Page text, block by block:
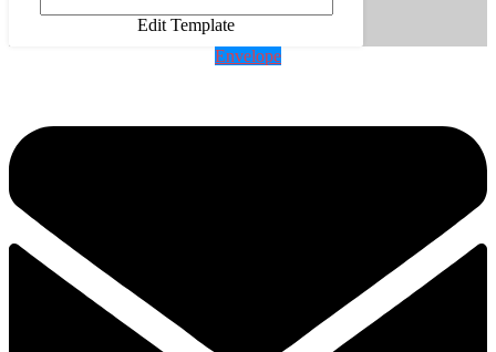
Edit Template
Envelope